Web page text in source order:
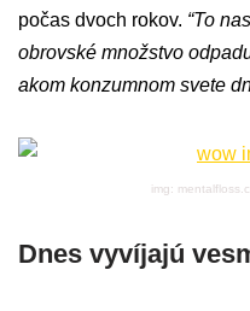
počas dvoch rokov. “To
obrovské množstvo
akom konzumnom svete
img:
Dnes vyvíjajú